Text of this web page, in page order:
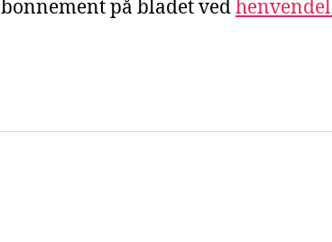
på bladet ved